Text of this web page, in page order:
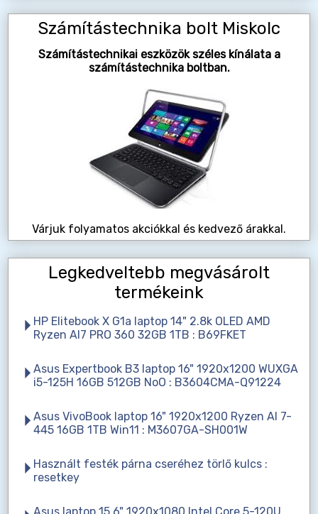
Számítástechnika bolt Miskolc
Számítástechnikai eszközök széles kínálata a
számítástechnika boltban.
Várjuk folyamatos akciókkal és kedvező árakkal.
Legkedveltebb megvásárolt
termékeink
HP Elitebook X G1a laptop 14" 2.8k OLED AMD
Ryzen AI7 PRO 360 32GB 1TB : B69FKET
Asus Expertbook B3 laptop 16" 1920x1200 WUXGA
i5-125H 16GB 512GB NoO : B3604CMA-Q91224
Asus VivoBook laptop 16" 1920x1200 Ryzen AI 7-
445 16GB 1TB Win11 : M3607GA-SH001W
Használt festék párna cseréhez törlő kulcs :
resetkey